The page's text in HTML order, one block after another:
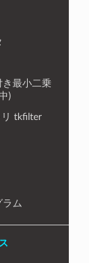
き最小二乗
)
リ tkfilter
ラム